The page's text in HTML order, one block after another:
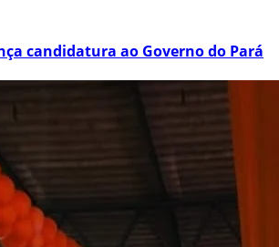
candidatura ao Governo do Pará